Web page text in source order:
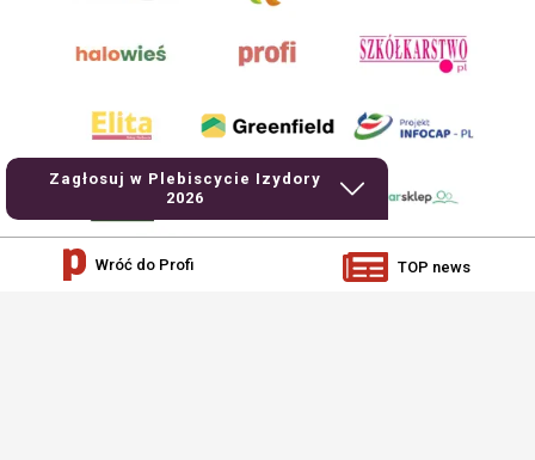
Zagłosuj w Plebiscycie Izydory
2026
Wróć do Profi TOP news